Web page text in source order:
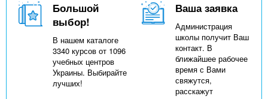
Большой
выбор!
В нашем каталоге
3340 курсов от 1096
учебных центров
Украины. Выбирайте
лучших!
Ваша заявка
Администрация
школы получит Ваш
контакт. В
ближайшее рабочее
время с Вами
свяжутся,
расскажут